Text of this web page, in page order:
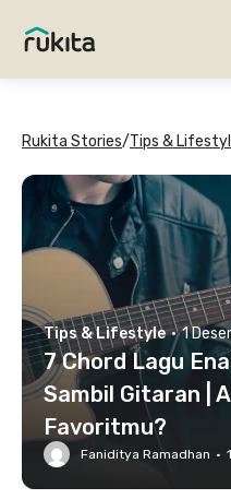
Rukita Stories/Tips &
Tips & Lifestyle · 1
7 Chord Lagu
Sambil Gitaran |
Favoritmu?
Faniditya Ramadhan ·